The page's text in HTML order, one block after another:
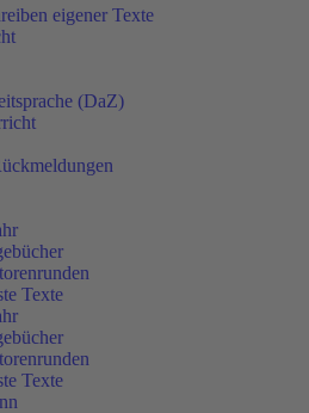
eigener Texte
(DaZ)
Texte
Texte